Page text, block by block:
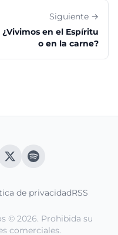
Siguiente →
¿Vivimos en el Espíritu
o en la carne?
de privacidadRSS
© 2026. Prohibida su
comerciales.